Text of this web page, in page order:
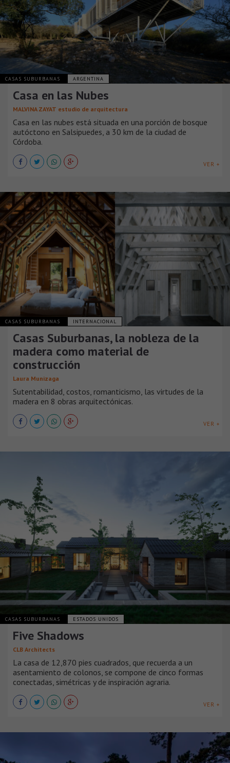
CASAS SUBURBANAS ARGENTINA
Casa en las Nubes
MALVINA ZAYAT estudio de arquitectura
Casa en las nubes está situada en una porción de bosque
autóctono en Salsipuedes, a 30 km de la ciudad de
Córdoba.
VER +
CASAS SUBURBANAS INTERNACIONAL
Casas Suburbanas, la nobleza de la
madera como material de
construcción
Laura Munizaga
Sutentabilidad, costos, romanticismo, las virtudes de la
madera en 8 obras arquitectónicas.
VER +
CASAS SUBURBANAS ESTADOS UNIDOS
Five Shadows
CLB Architects
La casa de 12,870 pies cuadrados, que recuerda a un
asentamiento de colonos, se compone de cinco formas
conectadas, simétricas y de inspiración agraria.
VER +